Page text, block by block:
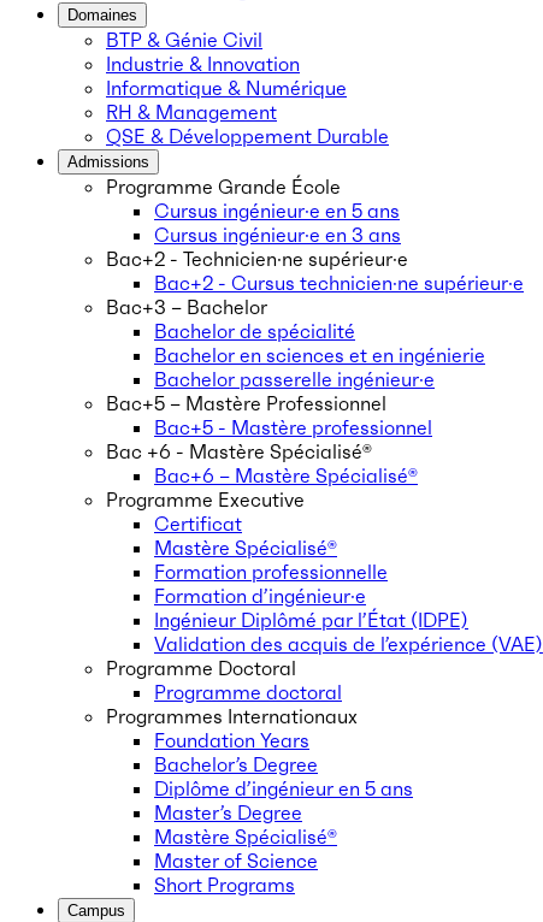
Domaines
BTP & Génie Civil
Industrie & Innovation
Informatique & Numérique
RH & Management
QSE & Développement Durable
Admissions
Programme Grande École
Cursus ingénieur·e en 5 ans
Cursus ingénieur·e en 3 ans
Bac+2 - Technicien·ne supérieur·e
Bac+2 - Cursus technicien·ne supérieur·e
Bac+3 – Bachelor
Bachelor de spécialité
Bachelor en sciences et en ingénierie
Bachelor passerelle ingénieur·e
Bac+5 – Mastère Professionnel
Bac+5 - Mastère professionnel
Bac +6 - Mastère Spécialisé®
Bac+6 – Mastère Spécialisé®
Programme Executive
Certificat
Mastère Spécialisé®
Formation professionnelle
Formation d’ingénieur·e
Ingénieur Diplômé par l’État (IDPE)
Validation des acquis de l’expérience (VAE)
Programme Doctoral
Programme doctoral
Programmes Internationaux
Foundation Years
Bachelor’s Degree
Diplôme d’ingénieur en 5 ans
Master’s Degree
Mastère Spécialisé®
Master of Science
Short Programs
Campus